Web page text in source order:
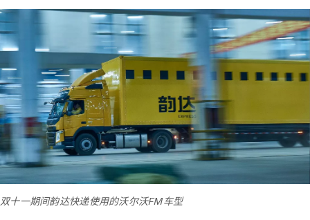
双十一期间韵达快递使用的沃尔沃FM车型